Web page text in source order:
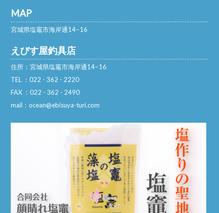
MAP
宮城県塩竈市海岸通14−16
えびす屋釣具店
住所：宮城県塩竈市海岸通14−16
TEL ：022 - 362 - 2220
FAX ：022 - 362 - 2490
mail：ocean@ebisuya-turi.com